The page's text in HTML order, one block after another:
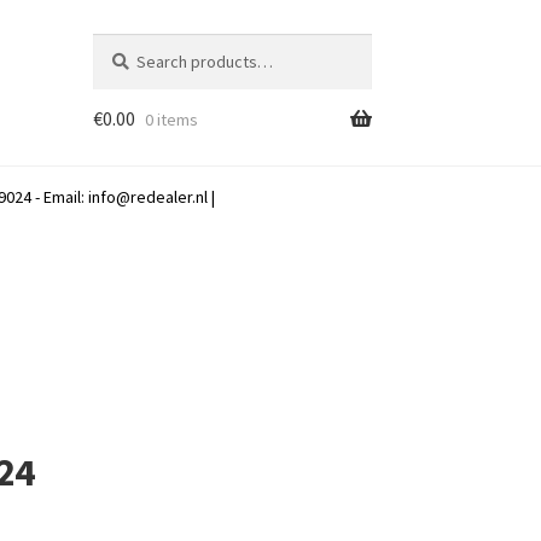
for:
€0.00 0 items
- Email: info@redealer.nl|